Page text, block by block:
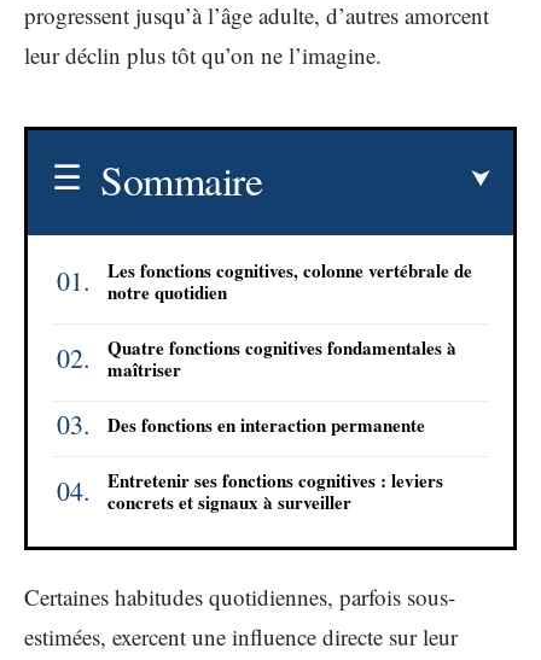
progressent jusqu’à l’âge adulte, d’autres amorcent
leur déclin plus tôt qu’on ne l’imagine.
Sommaire
Les fonctions cognitives, colonne vertébrale de
notre quotidien
Quatre fonctions cognitives fondamentales à
maîtriser
Des fonctions en interaction permanente
Entretenir ses fonctions cognitives : leviers
concrets et signaux à surveiller
Certaines habitudes quotidiennes, parfois sous-
estimées, exercent une influence directe sur leur